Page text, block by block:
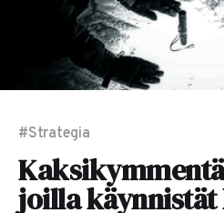
#Strategia
joilla